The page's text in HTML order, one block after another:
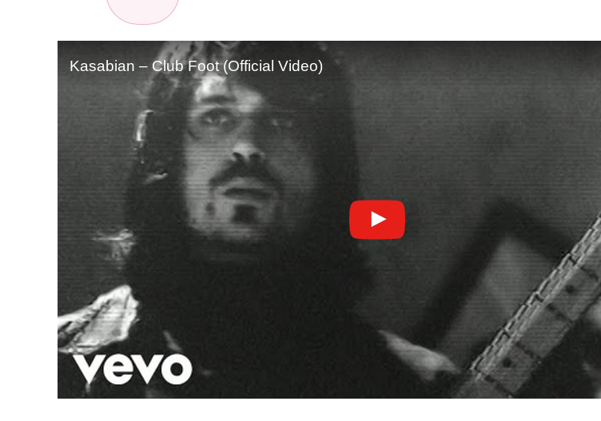
Kasabian – Club Foot (Official Video)